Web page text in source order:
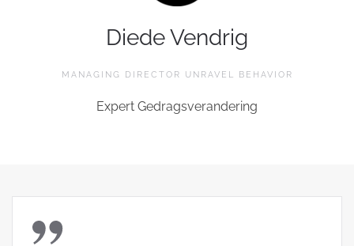
Diede Vendrig
MANAGING DIRECTOR UNRAVEL BEHAVIOR
Expert Gedragsverandering